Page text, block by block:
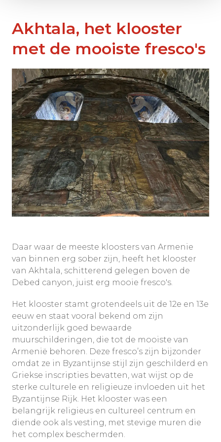
Akhtala, het klooster
met de mooiste fresco's
Daar waar de meeste kloosters van Armenie
van binnen erg sober zijn, heeft het klooster
van Akhtala, schitterend gelegen boven de
Debed canyon, juist erg mooie fresco's.
Het klooster stamt grotendeels uit de 12e en 13e
eeuw en staat vooral bekend om zijn
uitzonderlijk goed bewaarde
muurschilderingen, die tot de mooiste van
Armenië behoren. Deze fresco’s zijn bijzonder
omdat ze in Byzantijnse stijl zijn geschilderd en
Griekse inscripties bevatten, wat wijst op de
sterke culturele en religieuze invloeden uit het
Byzantijnse Rijk. Het klooster was een
belangrijk religieus en cultureel centrum en
diende ook als vesting, met stevige muren die
het complex beschermden.